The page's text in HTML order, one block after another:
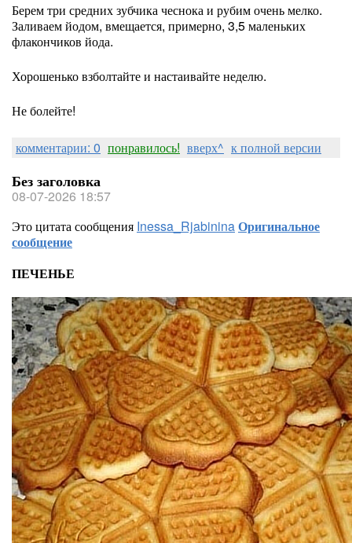
Берем три средних зубчика чеснока и рубим очень мелко.
Заливаем йодом, вмещается, примерно, 3,5 маленьких
флакончиков йода.
Хорошенько взболтайте и настаивайте неделю.
Не болейте!
комментарии: 0 понравилось! вверх^ к полной версии
Без заголовка
08-07-2026 18:57
Это цитата сообщения Inessa_RjabininaОригинальное
сообщение
ПЕЧЕНЬЕ